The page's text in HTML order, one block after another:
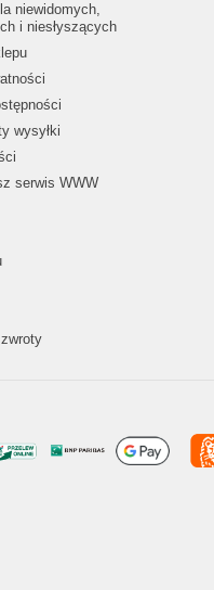
niewidomych,
i niesłyszących
wysyłki
serwis WWW